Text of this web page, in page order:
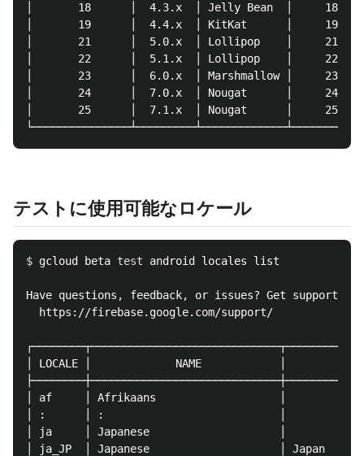
│       18      │  4.3.x  │ Jelly Bean  │     18
│       19      │  4.4.x  │ KitKat      │     19
│       21      │  5.0.x  │ Lollipop    │     21    │
│       22      │  5.1.x  │ Lollipop    │     22
│       23      │  6.0.x  │ Marshmallow │     23
│       24      │  7.0.x  │ Nougat      │     24
│       25      │  7.1.x  │ Nougat      │     25
テストに使用可能なロケール
$ gcloud beta test android locales list
Have questions, feedback, or issues? Get support
  https://firebase.google.com/support/
│ LOCALE │             NAME            │
│ af     │ Afrikaans                   │
│ :      │ :                           │
│ ja     │ Japanese                    │
│ ja_JP  │ Japanese                    │